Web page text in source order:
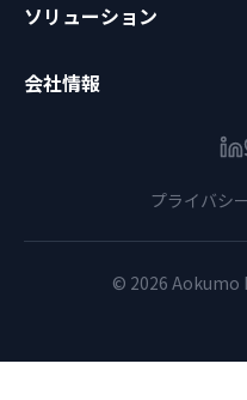
ソリューション
会社情報
プライバシ
© 2026 Aokumo